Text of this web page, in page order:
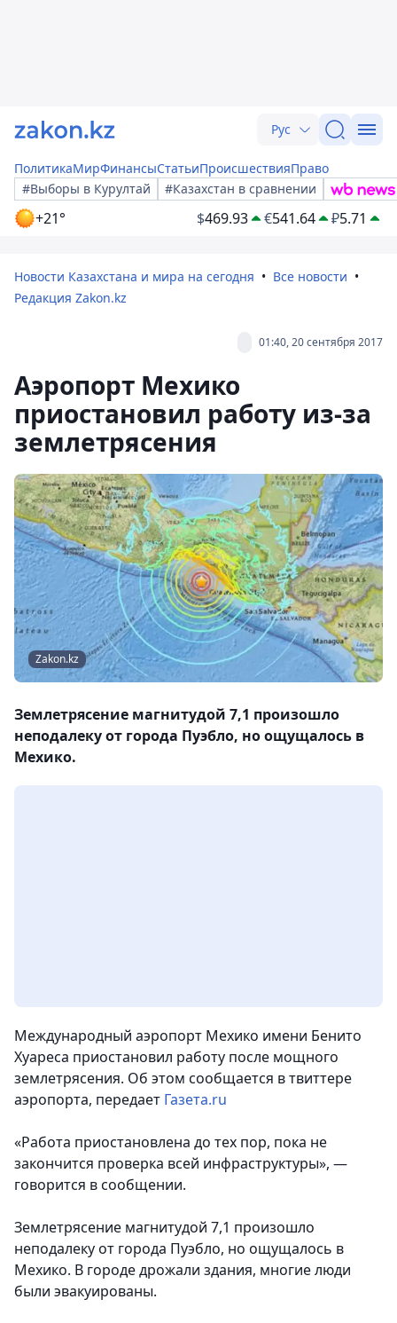
Рус
ПолитикаМирФинансыСтатьиПроисшествияПраво
#Выборы в Курултай
#Казахстан в сравнении
+21° $469.93 €541.64 ₽5.71
Новости Казахстана и мира на сегодня
Все новости
Редакция Zakon.kz
01:40, 20 сентября 2017
Аэропорт Мехико
приостановил работу из-за
землетрясения
Zakon.kz
Землетрясение магнитудой 7,1 произошло
неподалеку от города Пуэбло, но ощущалось в
Мехико.
Международный аэропорт Мехико имени Бенито
Хуареса приостановил работу после мощного
землетрясения. Об этом сообщается в твиттере
аэропорта, передает Газета.ru
«Работа приостановлена до тех пор, пока не
закончится проверка всей инфраструктуры», —
говорится в сообщении.
Землетрясение магнитудой 7,1 произошло
неподалеку от города Пуэбло, но ощущалось в
Мехико. В городе дрожали здания, многие люди
были эвакуированы.